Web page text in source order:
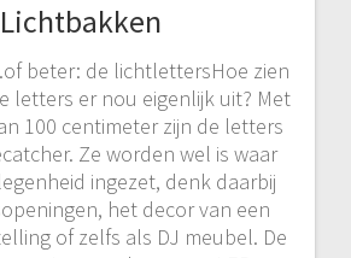
Lichtbakken
beter: de lichtlettersHoe zien
letters er nou eigenlijk uit? Met
100 centimeter zijn de letters
Ze worden wel is waar
ingezet, denk daarbij
het decor van een
of zelfs als DJ meubel. De